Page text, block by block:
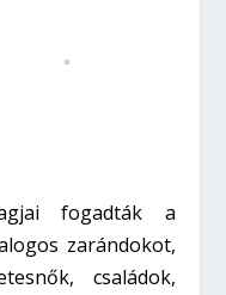
fogadták a
zarándokot,
családok,